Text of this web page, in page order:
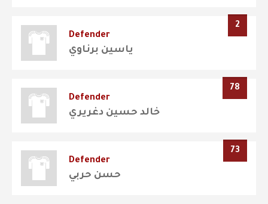
2
Defender
ياسين برناوي
78
Defender
خالد حسين دغريري
73
Defender
حسن حربي